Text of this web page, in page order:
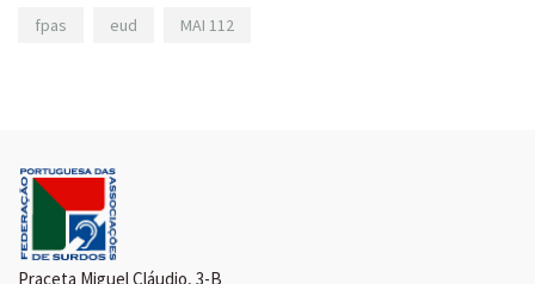
fpas eud MAI 112
Praceta Miguel Cláudio, 3-B